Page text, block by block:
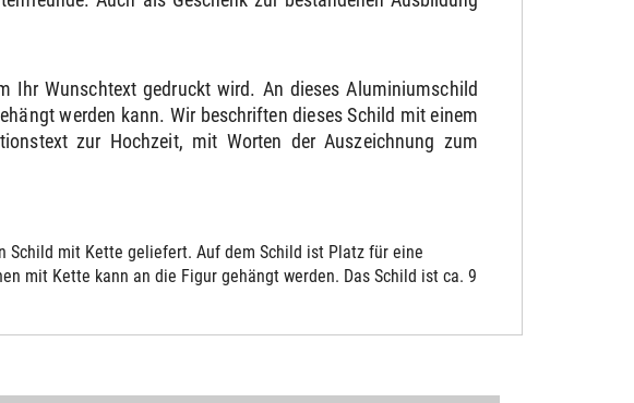
Ihr Wunschtext gedruckt wird. An dieses Aluminiumschild
werden kann. Wir beschriften dieses Schild mit einem
zur Hochzeit, mit Worten der Auszeichnung zum
Schild mit Kette geliefert. Auf dem Schild ist Platz für eine
mit Kette kann an die Figur gehängt werden. Das Schild ist ca. 9